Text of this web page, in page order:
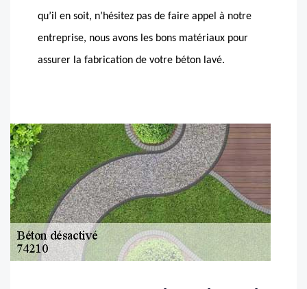
qu’il en soit, n’hésitez pas de faire appel à notre
entreprise, nous avons les bons matériaux pour
assurer la fabrication de votre béton lavé.